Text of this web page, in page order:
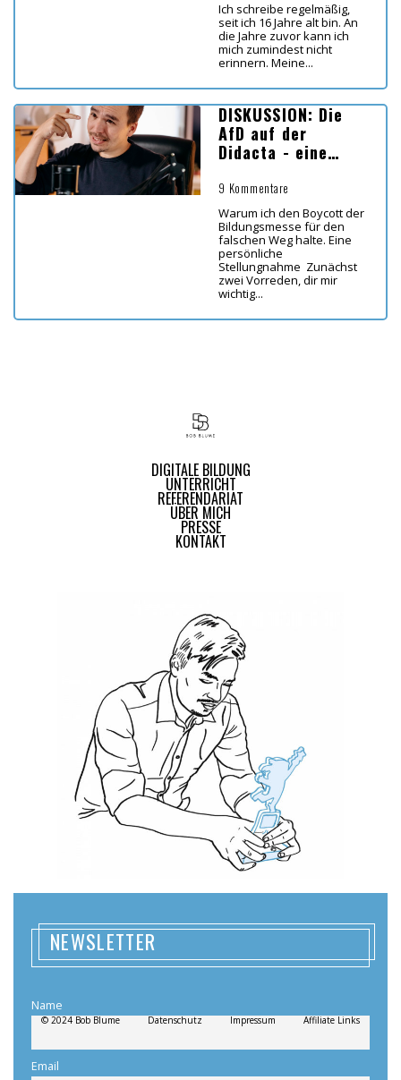
Ich schreibe regelmäßig,
seit ich 16 Jahre alt bin. An
die Jahre zuvor kann ich
mich zumindest nicht
erinnern. Meine...
DISKUSSION: Die
AfD auf der
Didacta - eine
Stellungnahme
9 Kommentare
Warum ich den Boycott der
Bildungsmesse für den
falschen Weg halte. Eine
persönliche
Stellungnahme Zunächst
zwei Vorreden, dir mir
wichtig...
DIGITALE BILDUNG
UNTERRICHT
REFERENDARIAT
ÜBER MICH
PRESSE
KONTAKT
NEWSLETTER
Name
Email
© 2024 Bob Blume Datenschutz Impressum Affiliate Links